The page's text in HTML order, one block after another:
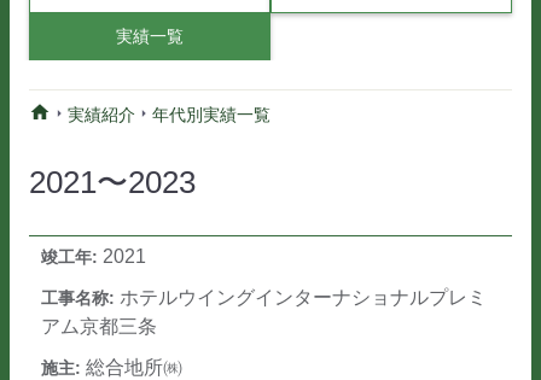
実績一覧
home arrow_right 実績紹介 arrow_right 年代別実績一覧
2021〜2023
2021
ホテルウイングインターナショナルプレミ
アム京都三条
総合地所㈱